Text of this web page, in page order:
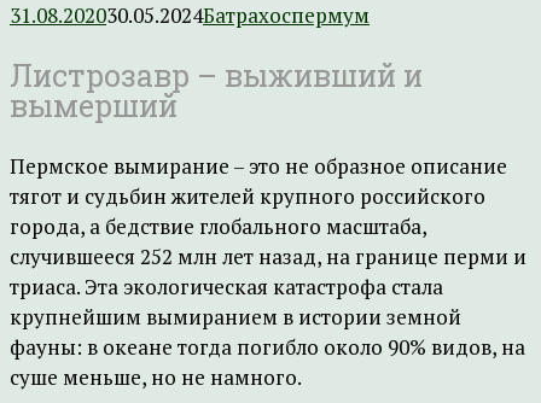
31.08.202030.05.2024Батрахоспермум
Листрозавр – выживший и
вымерший
Пермское вымирание – это не образное описание
тягот и судьбин жителей крупного российского
города, а бедствие глобального масштаба,
случившееся 252 млн лет назад, на границе перми и
триаса. Эта экологическая катастрофа стала
крупнейшим вымиранием в истории земной
фауны: в океане тогда погибло около 90% видов, на
суше меньше, но не намного.